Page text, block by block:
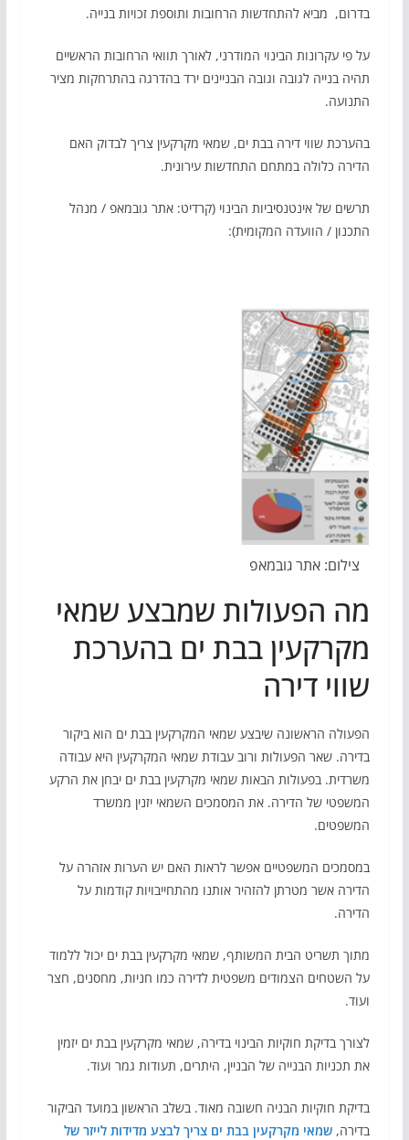
בדרום, מביא להתחדשות הרחובות ותוספת זכויות בנייה.
על פי עקרונות הבינוי המודרני, לאורך תוואי הרחובות הראשיים
תהיה בנייה לגובה וגובה הבניינים ירד בהדרגה בהתרחקות מציר
התנועה.
בהערכת שווי דירה בבת ים, שמאי מקרקעין צריך לבדוק האם
הדירה כלולה במתחם התחדשות עירונית.
תרשים של אינטנסיביות הבינוי (קרדיט: אתר גובמאפ / מנהל
התכנון / הוועדה המקומית):
צילום: אתר גובמאפ
מה הפעולות שמבצע שמאי
מקרקעין בבת ים בהערכת
שווי דירה
הפעולה הראשונה שיבצע שמאי המקרקעין בבת ים הוא ביקור
בדירה. שאר הפעולות ורוב עבודת שמאי המקרקעין היא עבודה
משרדית. בפעולות הבאות שמאי מקרקעין בבת ים יבחן את הרקע
המשפטי של הדירה. את המסמכים השמאי יזנין ממשרד
המשפטים.
במסמכים המשפטיים אפשר לראות האם יש הערות אזהרה על
הדירה אשר מטרתן להזהיר אותנו מהתחייבויות קודמות על
הדירה.
מתוך תשריט הבית המשותף, שמאי מקרקעין בבת ים יכול ללמוד
על השטחים הצמודים משפטית לדירה כמו חניות, מחסנים, חצר
ועוד.
לצורך בדיקת חוקיות הבינוי בדירה, שמאי מקרקעין בבת ים יזמין
את תכניות הבנייה של הבניין, היתרים, תעודות גמר ועוד.
בדיקת חוקיות הבניה חשובה מאוד. בשלב הראשון במועד הביקור
בדירה, שמאי מקרקעין בבת ים צריך לבצע מדידות לייזר של